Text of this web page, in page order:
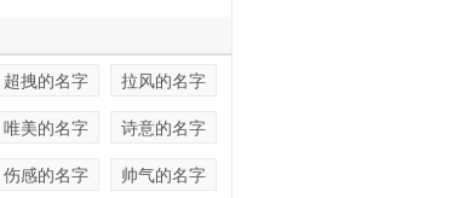
超拽的名字 拉风的名字
唯美的名字 诗意的名字
伤感的名字 帅气的名字